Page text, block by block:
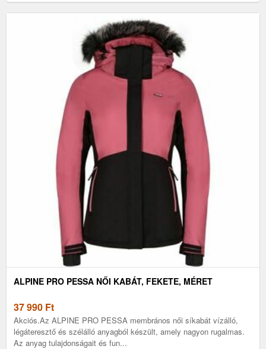
ALPINE PRO PESSA NŐI KABÁT, FEKETE, MÉRET
37 990 Ft
Akciós.Az ALPINE PRO PESSA membrános női síkabát vízálló,
légáteresztő és szélálló anyagból készült, amely nagyon rugalmas.
Az anyag tulajdonságait és fun...